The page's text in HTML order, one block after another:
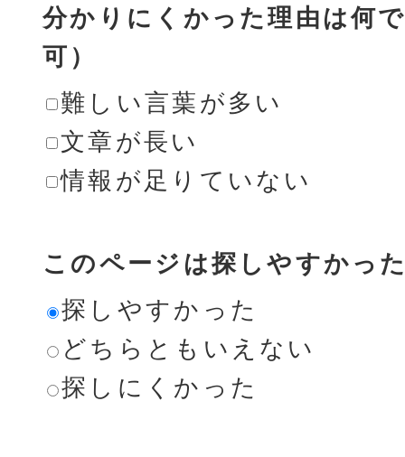
分かりにくかった理由は何
可）
難しい言葉が多い
文章が長い
情報が足りていない
このページは探しやすかっ
探しやすかった
どちらともいえない
探しにくかった